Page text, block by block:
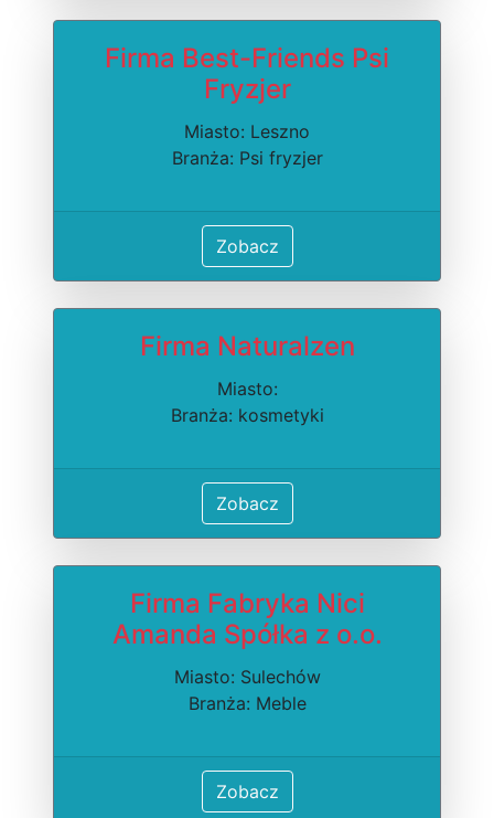
Firma Best-Friends Psi
Fryzjer
Miasto: Leszno
Branża: Psi fryzjer
Zobacz
Firma Naturalzen
Miasto:
Branża: kosmetyki
Zobacz
Firma Fabryka Nici
Amanda Spółka z o.o.
Miasto: Sulechów
Branża: Meble
Zobacz